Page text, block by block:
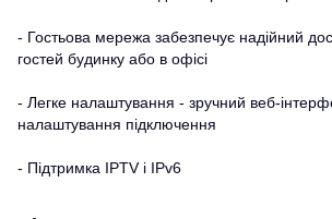
- Гостьова мережа забезпечує надійний
гостей будинку або в офісі
- Легке налаштування - зручний веб-
налаштування підключення
- Підтримка IPTV і IPv6